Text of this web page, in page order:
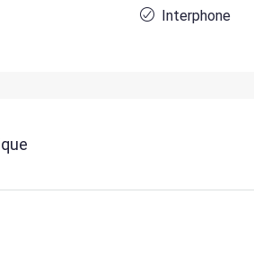
Interphone